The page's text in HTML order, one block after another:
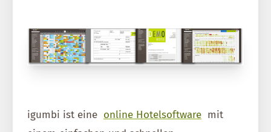
igumbi ist eine online Hotelsoftware mit